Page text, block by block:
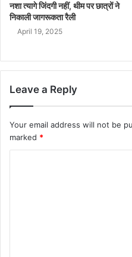
नशा त्यागे जिंदगी नहीं, थीम पर छात्रों ने
निकाली जागरूकता रैली
April 19, 2025
Leave a Reply
Your email address will not be
marked *